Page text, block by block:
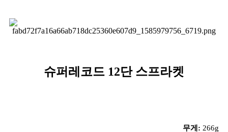
슈퍼레코드 12단 스프라켓
무게: 266g